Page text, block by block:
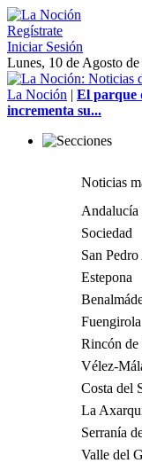
Regístrate
Iniciar Sesión
Lunes, 10 de Agosto
La Noción | El parque
incrementa su...
Noticias
Andalucía
Sociedad
San
Estepona
Fuengirola
Rincón
Vélez-
Costa del
La
Serranía
Valle del